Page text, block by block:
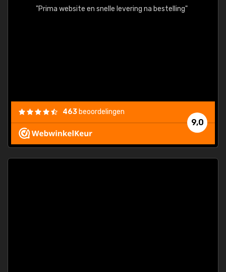
"Prima website en snelle levering na bestelling"
9,0
463 beoordelingen